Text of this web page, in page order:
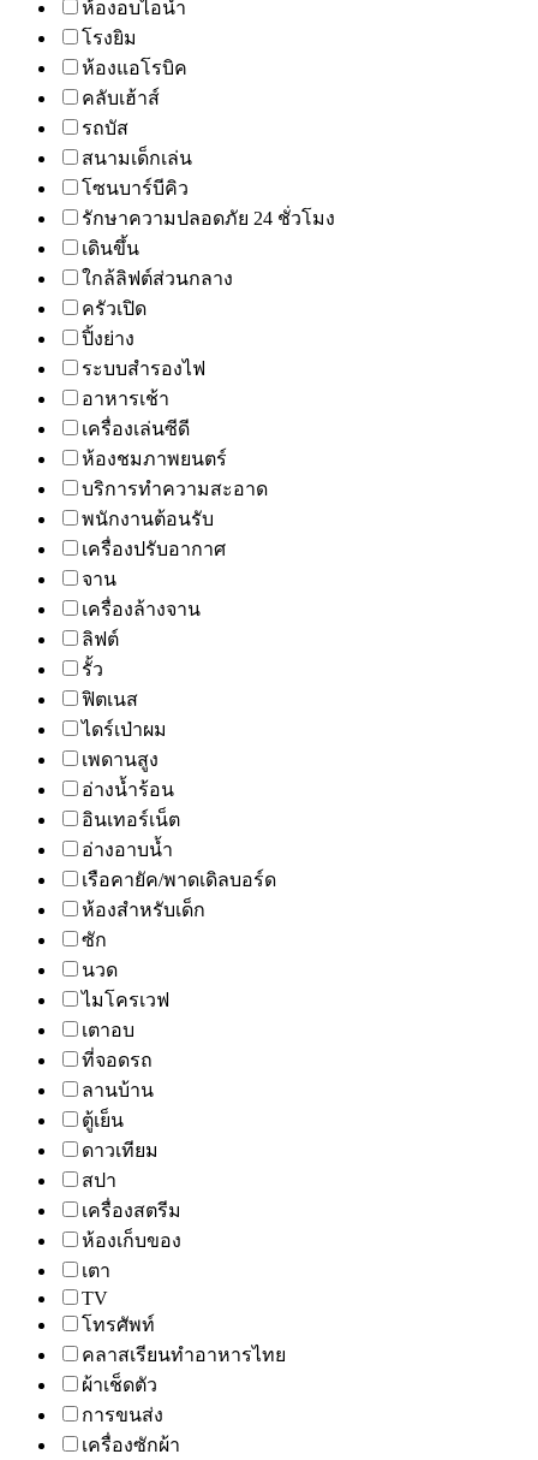
ห้องอบไอน้ำ
โรงยิม
ห้องแอโรบิค
คลับเฮ้าส์
รถบัส
สนามเด็กเล่น
โซนบาร์บีคิว
รักษาความปลอดภัย 24 ชั่วโมง
เดินขึ้น
ใกล้ลิฟต์ส่วนกลาง
ครัวเปิด
ปิ้งย่าง
ระบบสำรองไฟ
อาหารเช้า
เครื่องเล่นซีดี
ห้องชมภาพยนตร์
บริการทำความสะอาด
พนักงานต้อนรับ
เครื่องปรับอากาศ
จาน
เครื่องล้างจาน
ลิฟต์
รั้ว
ฟิตเนส
ไดร์เป่าผม
เพดานสูง
อ่างน้ำร้อน
อินเทอร์เน็ต
อ่างอาบน้ำ
เรือคายัค/พาดเดิลบอร์ด
ห้องสำหรับเด็ก
ซัก
นวด
ไมโครเวฟ
เตาอบ
ที่จอดรถ
ลานบ้าน
ตู้เย็น
ดาวเทียม
สปา
เครื่องสตรีม
ห้องเก็บของ
เตา
TV
โทรศัพท์
คลาสเรียนทำอาหารไทย
ผ้าเช็ดตัว
การขนส่ง
เครื่องซักผ้า